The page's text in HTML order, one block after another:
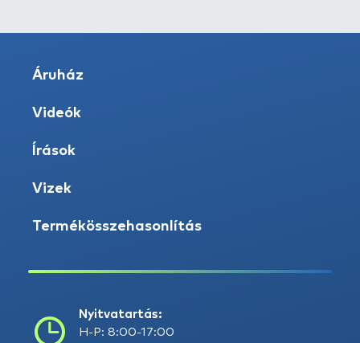
Áruház
Videók
Írások
Vizek
Termékösszehasonlítás
Nyitvatartás:
H-P: 8:00-17:00